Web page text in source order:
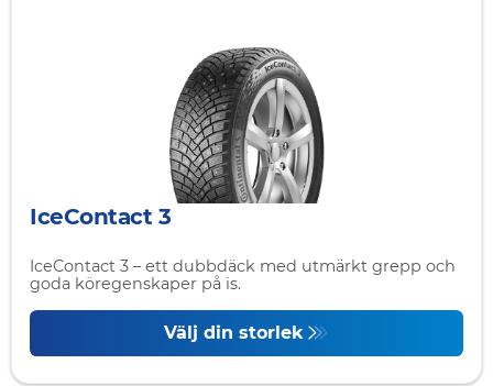
IceContact 3
IceContact 3 – ett dubbdäck med utmärkt grepp och
goda köregenskaper på is.
Välj din storlek